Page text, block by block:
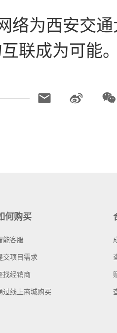
络为西安交
联成为可能。
何购买
能客服
交项目需求
找经销商
过线上商城购买